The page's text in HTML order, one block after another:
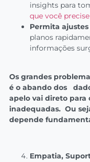
insights para
que você
Permita
planos
informações
Os grandes
é o abando dos
apelo vai direto para
inadequadas. Ou
depende
Empatia,